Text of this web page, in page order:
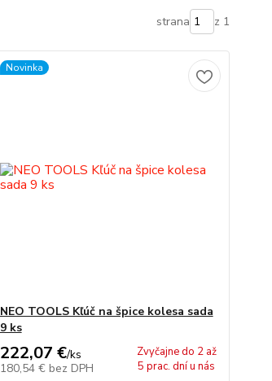
strana z 1
Novinka
NEO TOOLS Kľúč na špice kolesa sada
9 ks
222,07 €/ks
180,54 € bez DPH
Zvyčajne do 2 až
5 prac. dní u nás